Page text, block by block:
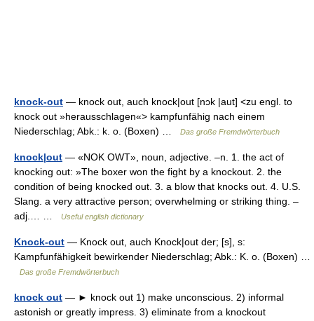
knock-out — knock out, auch knock|out [nɔk |aut] <zu engl. to
knock out »herausschlagen«> kampfunfähig nach einem
Niederschlag; Abk.: k. o. (Boxen) …
Das große Fremdwörterbuch
knock|out — «NOK OWT», noun, adjective. –n. 1. the act of
knocking out: »The boxer won the fight by a knockout. 2. the
condition of being knocked out. 3. a blow that knocks out. 4. U.S.
Slang. a very attractive person; overwhelming or striking thing. –
adj.… …
Useful english dictionary
Knock-out — Knock out, auch Knock|out der; [s], s:
Kampfunfähigkeit bewirkender Niederschlag; Abk.: K. o. (Boxen) …
Das große Fremdwörterbuch
knock out — ► knock out 1) make unconscious. 2) informal
astonish or greatly impress. 3) eliminate from a knockout